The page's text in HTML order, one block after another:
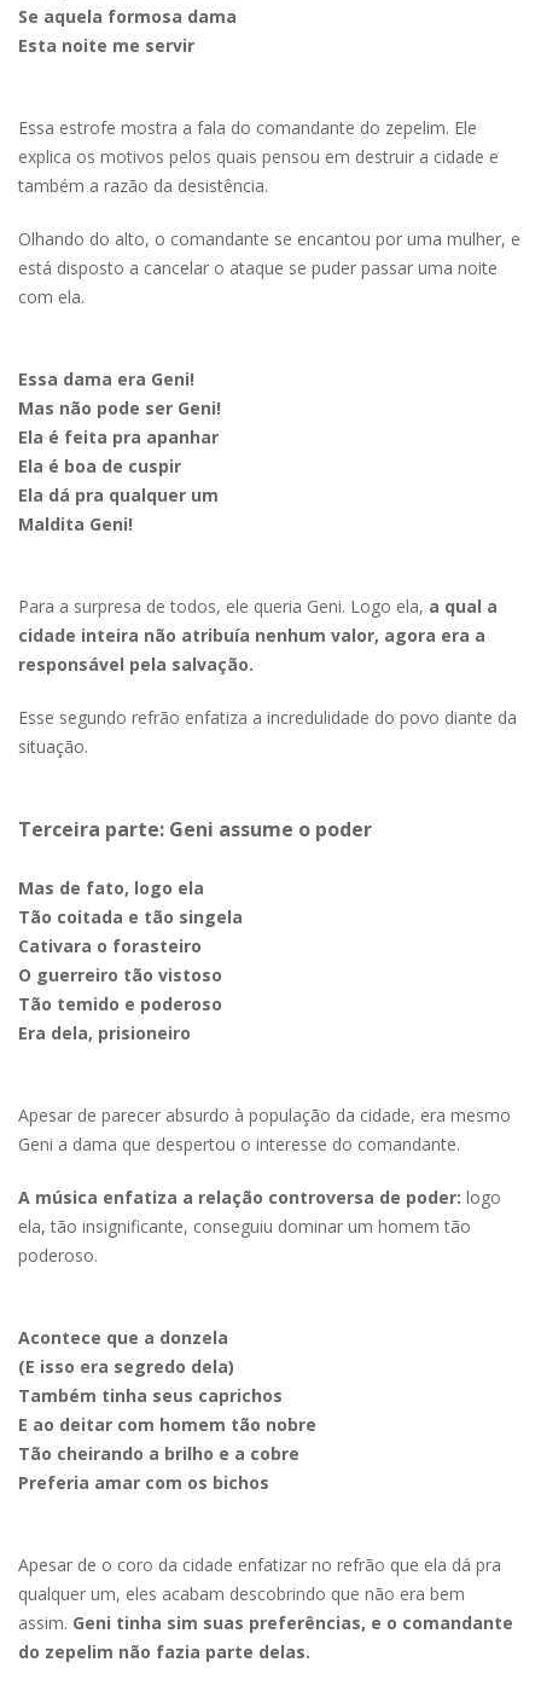
Se aquela formosa dama
Esta noite me servir
Essa estrofe mostra a fala do comandante do zepelim. Ele
explica os motivos pelos quais pensou em destruir a cidade e
também a razão da desistência.
Olhando do alto, o comandante se encantou por uma mulher, e
está disposto a cancelar o ataque se puder passar uma noite
com ela.
Essa dama era Geni!
Mas não pode ser Geni!
Ela é feita pra apanhar
Ela é boa de cuspir
Ela dá pra qualquer um
Maldita Geni!
Para a surpresa de todos, ele queria Geni. Logo ela, a qual a
cidade inteira não atribuía nenhum valor, agora era a
responsável pela salvação.
Esse segundo refrão enfatiza a incredulidade do povo diante da
situação.
Terceira parte: Geni assume o poder
Mas de fato, logo ela
Tão coitada e tão singela
Cativara o forasteiro
O guerreiro tão vistoso
Tão temido e poderoso
Era dela, prisioneiro
Apesar de parecer absurdo à população da cidade, era mesmo
Geni a dama que despertou o interesse do comandante.
A música enfatiza a relação controversa de poder: logo
ela, tão insignificante, conseguiu dominar um homem tão
poderoso.
Acontece que a donzela
(E isso era segredo dela)
Também tinha seus caprichos
E ao deitar com homem tão nobre
Tão cheirando a brilho e a cobre
Preferia amar com os bichos
Apesar de o coro da cidade enfatizar no refrão que ela dá pra
qualquer um, eles acabam descobrindo que não era bem
assim. Geni tinha sim suas preferências, e o comandante
do zepelim não fazia parte delas.